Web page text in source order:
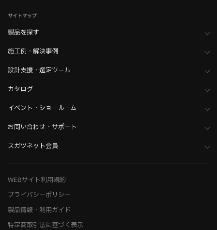
サイトマップ
製品を探す
施工例・解決事例
設計支援・選定ツール
カタログ
イベント・ショールーム
お問い合わせ・サポート
スガツネット会員
WEBサイト利用規約
プライバシーポリシー
製品情報・利用ガイド
特定商取引法に基づく表示